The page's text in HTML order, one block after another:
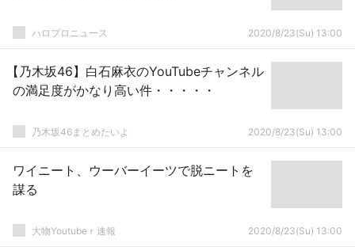
ハロプロニュース 2020/8/23(Su) 13:00
【乃木坂46】白石麻衣のYouTubeチャンネル
の満足度がかなり高い件・・・・・
乃木坂46まとめたいよ 2020/8/23(Su) 13:00
ワイニート、ウーバーイーツで脱ニートを
謀る
大物Youtubeｒ速報 2020/8/23(Su) 13:00